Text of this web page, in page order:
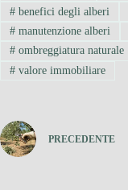
#benefici degli alberi
#manutenzione alberi
#ombreggiatura naturale
#valore immobiliare
PRECEDENTE